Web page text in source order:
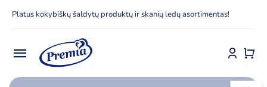
Platus kokybiškų šaldytų produktų ir skanių ledų asortimentas!
Toggle